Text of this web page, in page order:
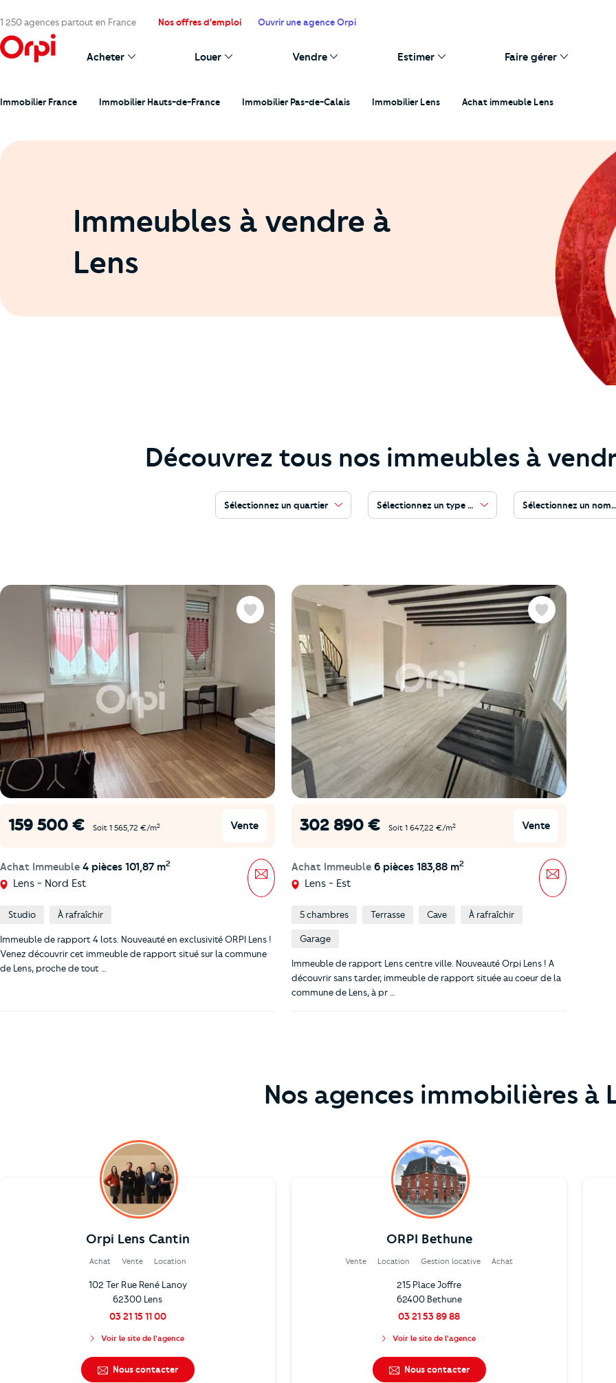
1 250 agences partout en France Nos offres d'emploi Ouvrir une agence Orpi
Acheter Louer Vendre Estimer Faire gérer
Immobilier France Immobilier Hauts-de-France Immobilier Pas-de-Calais Immobilier Lens Achat immeuble Lens
Immeubles à vendre à
Lens
Découvrez tous nos immeubles à
Sélectionnez un quartier Sélectionnez un type de bien Sélectionnez un
159 500 € Soit 1 565,72 €/m2 Vente
Achat Immeuble 4 pièces 101,87 m2
Lens - Nord Est
Favoris
Message
Studio À rafraîchir
Immeuble de rapport 4 lots. Nouveauté en exclusivité ORPI Lens !
Venez découvrir cet immeuble de rapport situé sur la commune
de Lens, proche de tout …
302 890 € Soit 1 647,22 €/m2 Vente
Achat Immeuble 6 pièces 183,88 m2
Lens - Est
Favoris
Message
5 chambres Terrasse Cave À rafraîchir
Garage
Immeuble de rapport Lens centre ville. Nouveauté Orpi Lens ! A
découvrir sans tarder, immeuble de rapport située au coeur de la
commune de Lens, à pr …
Nos agences immobilières à
Orpi Lens Cantin
Achat Vente Location
102 Ter Rue René Lanoy
62300 Lens
03 21 15 11 00
Voir le site de l'agence
Nous contacter
ORPI Bethune
Vente Location Gestion locative Achat
215 Place Joffre
62400 Bethune
03 21 53 89 88
Voir le site de l'agence
Nous contacter